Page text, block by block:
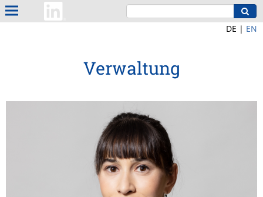
DE | EN
Verwaltung